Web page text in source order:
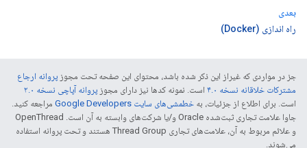
بعدی
راه اندازی (Docker)
جز در مواردی که غیراز این ذکر شده باشد، محتوای این صفحه تحت مجوز پروانه ارجاع
مشترکات خلاقانه نسخه ۴.۰
است. نمونه کدها نیز دارای مجوز پروانه آپاچی نسخه ۲.۰
است. برای اطلاع از جزئیات، به خطمشی‌های سایت Google Developers‏
مراجعه کنید.
جاوا علامت تجاری ثبت‌شده Oracle و/یا شرکت‌های وابسته به آن است. ‫OpenThread
و علائم مربوط به آن، علامت‌های تجاری Thread Group هستند و تحت پروانه استفاده
می‌شوند.